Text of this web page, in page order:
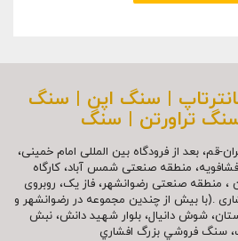
| سنگ اپن | سنگ
تراورتن | سنگ
تهران-قم، بعد از فرودگاه بین المللی امام خمینی،
منطقه صنعتی شمس آباد، کارگاه
منطقه صنعتی رضوانشهر، فاز یک، روبروی
.(با بیش از چندین مجموعه در رضوانشهر و
شوش دانیال، بلوار شهيد دانش، نبش
سنگ فروشي بزرگ افشاري